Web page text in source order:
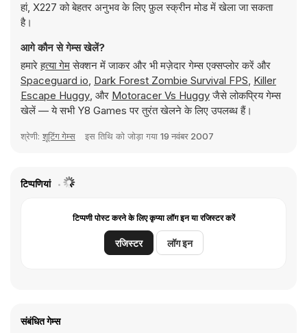
हां, X227 को बेहतर अनुभव के लिए फ़ुल स्क्रीन मोड में खेला जा सकता
है।
आगे कौन से गेम्स खेलें?
हमारेहत्या गेमसेक्शन में जाकर और भी मज़ेदार गेम्स एक्सप्लोर करें और
Spaceguard io, Dark Forest Zombie Survival FPS, Killer
Escape Huggy, और Motoracer Vs Huggyजैसे लोकप्रिय गेम्स
खेलें — ये सभी Y8 Games पर तुरंत खेलने के लिए उपलब्ध हैं।
श्रेणी: शूटिंग गेम्स इस तिथि को जोड़ा गया 19 नवंबर 2007
टिप्पणियां
टिप्पणी पोस्ट करने के लिए कृप्या लॉग इन या रजिस्टर करें
रजिस्टर लॉग इन
संबंधित गेम्स